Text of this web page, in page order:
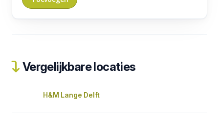
Vergelijkbare locaties
H&M Lange Delft